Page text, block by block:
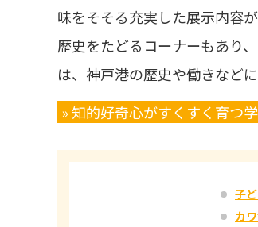
味をそそる充実した展示内容
歴史をたどるコーナーもあり
は、神戸港の歴史や働きなど
» 知的好奇心がすくすく育つ
子
カ